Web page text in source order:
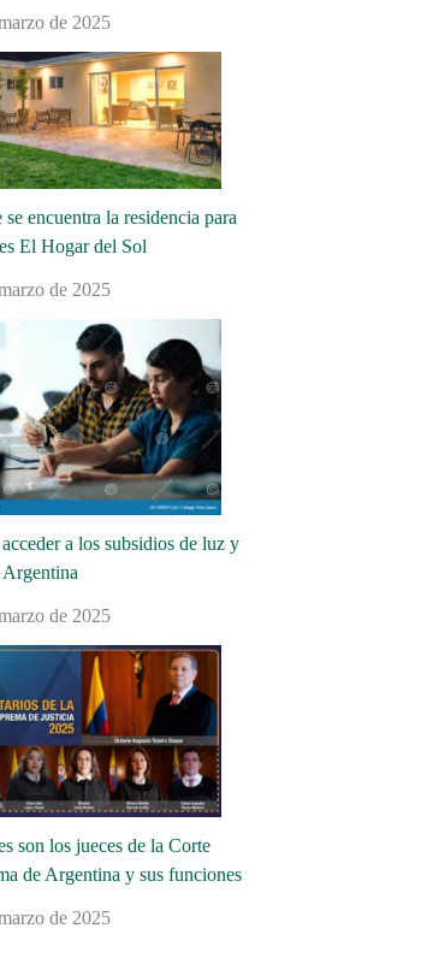
de 2025
encuentra la residencia para
El Hogar del Sol
de 2025
a los subsidios de luz y
Argentina
de 2025
son los jueces de la Corte
de Argentina y sus funciones
de 2025